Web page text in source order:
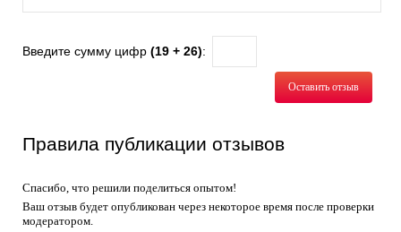
Введите сумму цифр (19 + 26):
Оставить отзыв
Правила публикации отзывов
Спасибо, что решили поделиться опытом!
Ваш отзыв будет опубликован через некоторое время после проверки
модератором.